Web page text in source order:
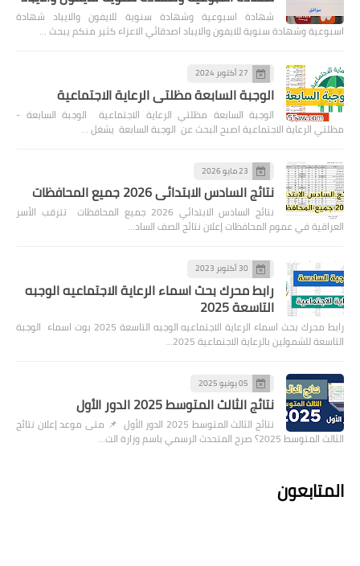
شهادة اسبوعية وشهادة سنوية للايفون والايباد شهادة
اسبوعية وشهادة سنوية للايفون والايباد اصدقائي الاعزاء كثير منكم يبحث …
27 أكتوبر 2024
الوجبة السابعة مظلتي الرعاية الاجتماعية
الوجبة السابعة مظلتي الرعاية الاجتماعية الوجبة السابعة -
مظلتي الرعاية الاجتماعية اصبح البحث عن الوجبة السابعة يشغل …
23 مايو 2026
نتائج السادس الابتدائي 2026 جميع المحافظات
نتائج السادس الابتدائي 2026 جميع المحافظات تترقب الأسر
العراقية في عموم المحافظات إعلان نتائج الصف الساد…
30 أكتوبر 2023
رابط محرك بحث اسماء الرعاية الاجتماعيه الوجبه
التاسعة 2025
رابط محرك بحث اسماء الرعاية الاجتماعيه الوجبه التاسعة 2025 بوت اسماء الوجبة
التاسعة للشمولين بالرعاية الاجتماعية 2025…
05 يونيو 2025
نتائج الثالث المتوسط 2025 الدور الأول
نتائج الثالث المتوسط 2025 الدور الأول 📌 متى موعد إعلان نتائج
الثالث المتوسط 2025؟ صرح المتحدث الرسمي باسم وزارة الت…
المتابعون